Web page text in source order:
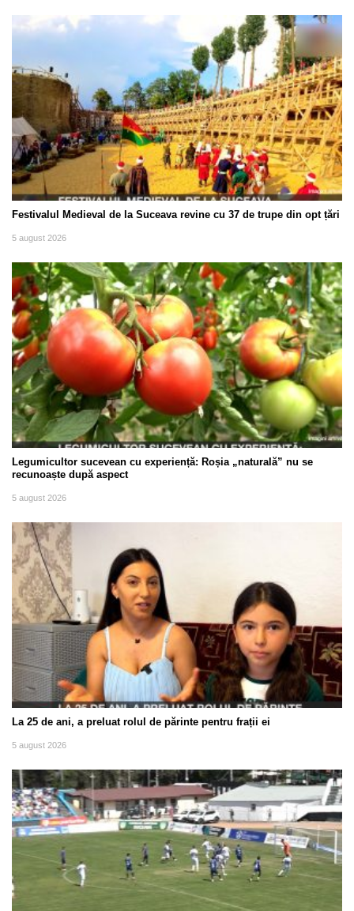
Festivalul Medieval de la Suceava revine cu 37 de trupe din opt țări
5 august 2026
Legumicultor sucevean cu experiență: Roșia „naturală” nu se
recunoaște după aspect
5 august 2026
La 25 de ani, a preluat rolul de părinte pentru frații ei
5 august 2026